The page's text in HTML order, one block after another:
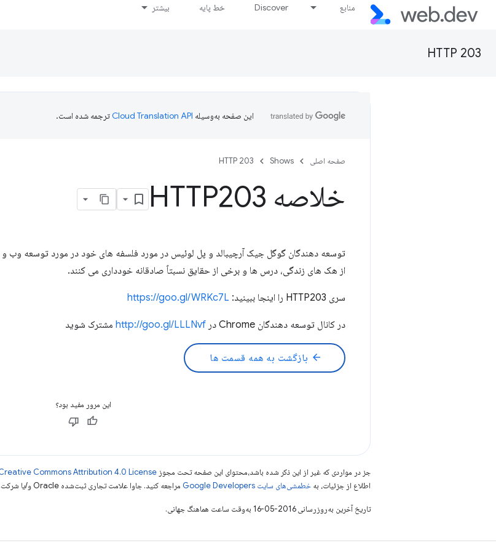
منابع Discover خط پایه بیشتر
HTTP 203
این صفحه به‌وسیله ترجمه شده است.
صفحه اصلی Shows
HTTP 203
خلاصه HTTP203
توسعه دهندگان گوگل جیک آرچیبالد و پل لوئیس در مورد فلسفه های خود در مورد توسعه وب
از هک های زندگی، درس ها و برخی از حقایق نسبتاً صادقانه خودداری می کنند.
سری HTTP203 را اینجا ببینید: https://goo.gl/WRKc7L
در کانال توسعه دهندگان Chrome در http://goo.gl/LLLNvf مشترک شوید
arrow_back بازگشت به همه قسمت ها
این مرور مفید بود؟
جز در مواردی که غیر از این ذکر شده باشد،‌محتوای این صفحه تحت مجوز Commons Attribution 4.0 License
اطلاع از جزئیات، به خطمشی‌های سایت Google Developers‏ مراجعه کنید. جاوا علامت تجاری ثبت‌شده Oracle و/یا شرکت‌های وابسته به آن است.
تاریخ آخرین به‌روزرسانی 2016-05-16 به‌وقت ساعت هماهنگ جهانی.